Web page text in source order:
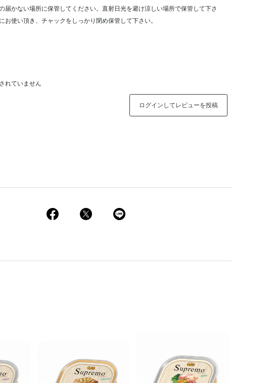
届かない場所に保管してください。直射日光を避け涼しい場所で保管して下さ
お使い頂き、チャックをしっかり閉め保管して下さい。
れていません
ログインしてレビューを投稿